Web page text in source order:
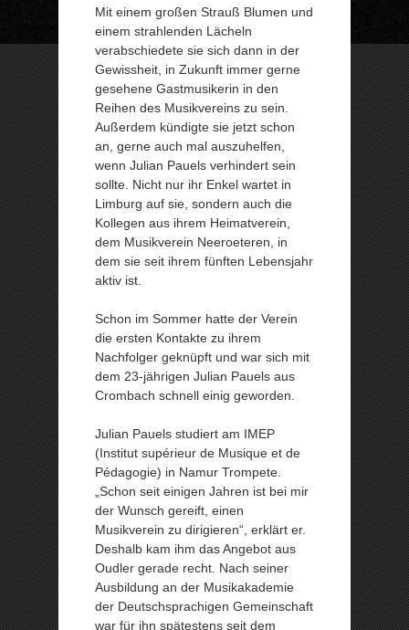
Mit einem großen Strauß Blumen und
einem strahlenden Lächeln
verabschiedete sie sich dann in der
Gewissheit, in Zukunft immer gerne
gesehene Gastmusikerin in den
Reihen des Musikvereins zu sein.
Außerdem kündigte sie jetzt schon
an, gerne auch mal auszuhelfen,
wenn Julian Pauels verhindert sein
sollte. Nicht nur ihr Enkel wartet in
Limburg auf sie, sondern auch die
Kollegen aus ihrem Heimatverein,
dem Musikverein Neeroeteren, in
dem sie seit ihrem fünften Lebensjahr
aktiv ist.
Schon im Sommer hatte der Verein
die ersten Kontakte zu ihrem
Nachfolger geknüpft und war sich mit
dem 23-jährigen Julian Pauels aus
Crombach schnell einig geworden.
Julian Pauels studiert am IMEP
(Institut supérieur de Musique et de
Pédagogie) in Namur Trompete.
„Schon seit einigen Jahren ist bei mir
der Wunsch gereift, einen
Musikverein zu dirigieren“, erklärt er.
Deshalb kam ihm das Angebot aus
Oudler gerade recht. Nach seiner
Ausbildung an der Musikakademie
der Deutschsprachigen Gemeinschaft
war für ihn spätestens seit dem